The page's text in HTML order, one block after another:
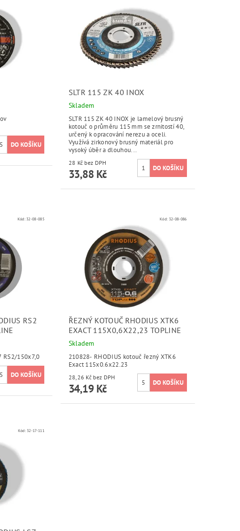
SLTR 115 ZK 40 INOX
Skladem
SLTR 115 ZK 40 INOX je lamelový brusný
kotouč o průměru 115 mm se zrnitostí 40,
určený k opracování nerezu a oceli.
Využívá zirkonový brusný materiál pro
vysoký úběr a dlouhou...
28 Kč bez DPH
33,88 Kč
Kód:32-08-085
RS2
RS2/150x7,0
Kód: 32-08-086
ŘEZNÝ KOTOUČ RHODIUS XTK6
EXACT 115X0,6X22,23 TOPLINE
Skladem
210828- RHODIUS kotouč řezný XTK6
Exact 115x0.6x22.23
28,26 Kč bez DPH
34,19 Kč
Kód:32-17-111